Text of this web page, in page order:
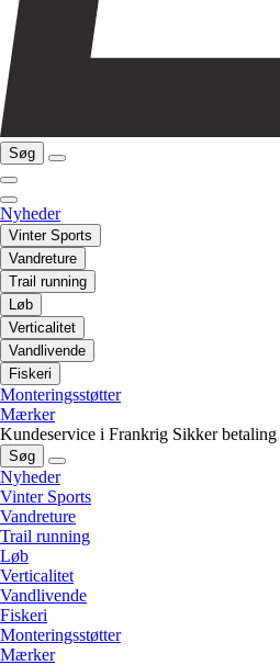
Søg
Nyheder
Vinter Sports
Vandreture
Trail running
Løb
Verticalitet
Vandlivende
Fiskeri
Monteringsstøtter
Mærker
Kundeservice i Frankrig Sikker betaling
Søg
Nyheder
Vinter Sports
Vandreture
Trail running
Løb
Verticalitet
Vandlivende
Fiskeri
Monteringsstøtter
Mærker